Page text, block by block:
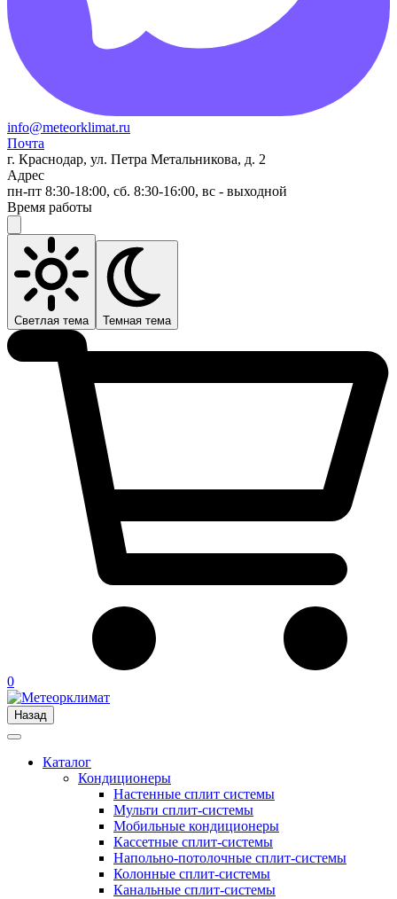
info@meteorklimat.ru
Почта
г. Краснодар, ул. Петра Метальникова, д. 2
Адрес
пн-пт 8:30-18:00, сб. 8:30-16:00, вс - выходной
Время работы
Светлая тема Темная тема
0
Назад
Каталог
Кондиционеры
Настенные сплит системы
Мульти сплит-системы
Мобильные кондиционеры
Кассетные сплит-системы
Напольно-потолочные сплит-системы
Колонные сплит-системы
Канальные сплит-системы